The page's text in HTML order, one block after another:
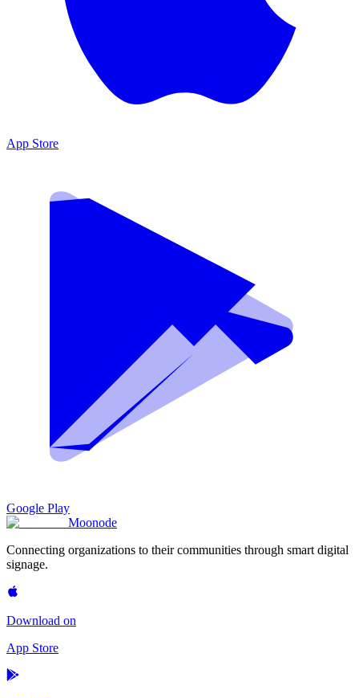
App Store
Google Play
Moonode
Connecting organizations to their communities through smart digital
signage.
Download on
App Store